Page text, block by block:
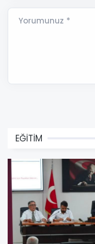
Yorumunuz *
EĞİTİM